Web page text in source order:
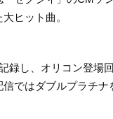
ヒット曲。
録し、オリコン登場
ではダブルプラチナ